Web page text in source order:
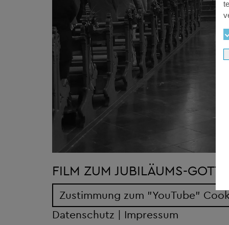
FILM ZUM JUBILÄUMS-
Zustimmung zum "YouTube"
Datenschutz | Impressum